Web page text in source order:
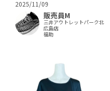
2025/11/09
販売員M
三井アウトレットパーク北
広島店
福助